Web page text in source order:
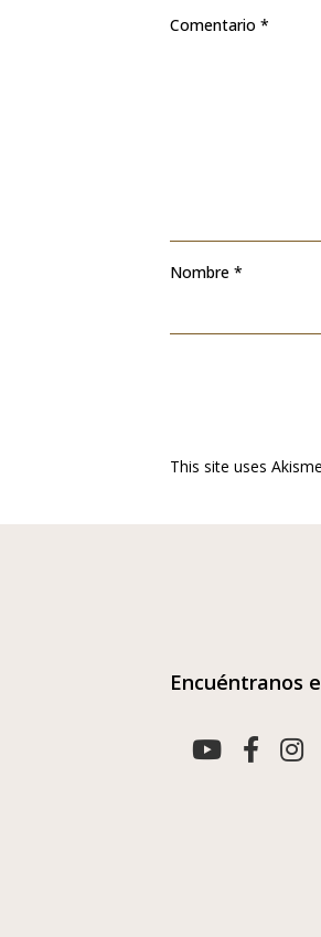
Comentario *
Nombre *
This site uses
Encuéntranos